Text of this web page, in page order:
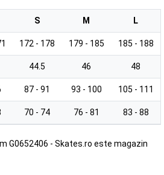
S M L
172 - 178 179 - 185 185 - 188
44.5 46 48
87 - 91 93 - 100 105 - 111
70 - 74 76 - 81 83 - 88
G0652406 - Skates.ro este magazin